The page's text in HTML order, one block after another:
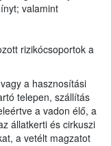
valamint
rizikócsoportok a
a hasznosítási
telepen, szállítás
a vadon élő, a
állatkerti és cirkuszi
a vetélt magzatot